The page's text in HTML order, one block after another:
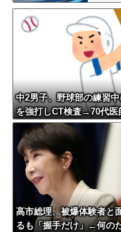
中2男子、野球部の練習
を強打しCT検査→70代医
題ないです」→他人のCT
中学生死亡
高市総理、被爆体験者と
るも「握手だけ」←何の